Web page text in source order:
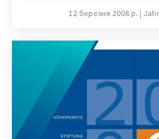
und Fakten sowie den
und Interessantes aus der
Jahresbericht wird ergänzt
„Einblicke 2007/2008“ mit
Mitarbeiterinnen und
Stiftung, die das inhaltliche,
und politische
deutlich machen.
12 березня 2008 р.